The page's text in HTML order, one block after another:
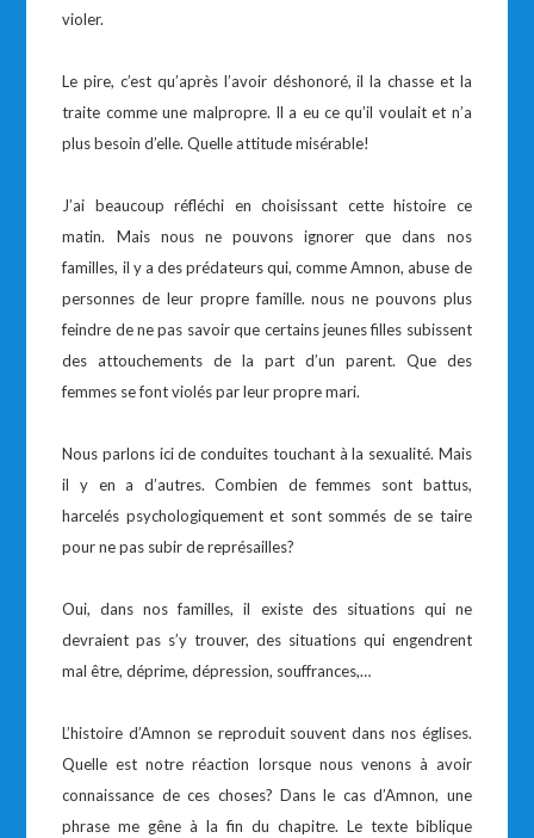
violer.
Le pire, c’est qu’après l’avoir déshonoré, il la chasse et la
traite comme une malpropre. Il a eu ce qu’il voulait et n’a
plus besoin d’elle. Quelle attitude misérable!
J’ai beaucoup réfléchi en choisissant cette histoire ce
matin. Mais nous ne pouvons ignorer que dans nos
familles, il y a des prédateurs qui, comme Amnon, abuse de
personnes de leur propre famille. nous ne pouvons plus
feindre de ne pas savoir que certains jeunes filles subissent
des attouchements de la part d’un parent. Que des
femmes se font violés par leur propre mari.
Nous parlons ici de conduites touchant à la sexualité. Mais
il y en a d’autres. Combien de femmes sont battus,
harcelés psychologiquement et sont sommés de se taire
pour ne pas subir de représailles?
Oui, dans nos familles, il existe des situations qui ne
devraient pas s’y trouver, des situations qui engendrent
mal être, déprime, dépression, souffrances,…
L’histoire d’Amnon se reproduit souvent dans nos églises.
Quelle est notre réaction lorsque nous venons à avoir
connaissance de ces choses? Dans le cas d’Amnon, une
phrase me gêne à la fin du chapitre. Le texte biblique